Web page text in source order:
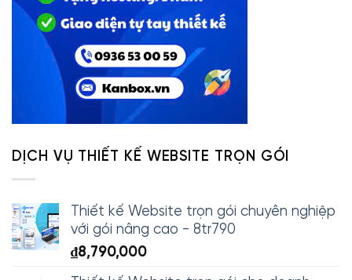
DỊCH VỤ THIẾT KẾ WEBSITE TRỌN GÓI
Thiết kế Website trọn gói chuyên nghiệp
với gói nâng cao - 8tr790
₫8,790,000